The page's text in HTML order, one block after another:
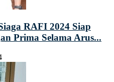
RAFI 2024 Siap
Prima Selama Arus...